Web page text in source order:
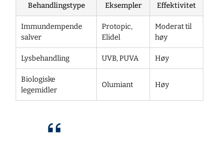
Behandlingstype Eksempler Effektivitet
Immundempende
salver
Protopic,
Elidel
Moderat til
høy
Lysbehandling UVB, PUVA Høy
Biologiske
legemidler
Olumiant Høy